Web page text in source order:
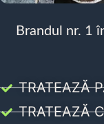
Brandul nr. 1
TRATEAZĂ
TRATEAZĂ